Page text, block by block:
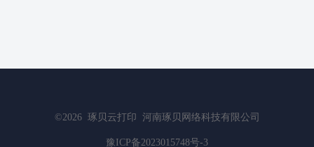
©2026 琢贝云打印 河南琢贝网络科技有限公司
豫ICP备2023015748号-3